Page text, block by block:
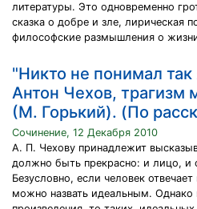
литературы. Это одновременно
сказка о добре и зле, лирическая
философские размышления о
"Никто не понимал так
Антон Чехов, трагизм
(М. Горький). (По
Сочинение, 12 Декабря 2010
А. П. Чехову принадлежит
должно быть прекрасно: и лицо,
Безусловно, если человек
можно назвать идеальным. Однако